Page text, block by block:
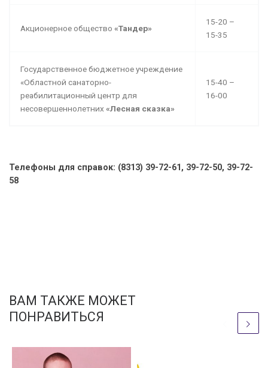
Акционерное общество «Тандер»
15-20 –
15-35
Государственное бюджетное учреждение
«Областной санаторно-
реабилитационный центр для
несовершеннолетних «Лесная сказка»
15-40 –
16-00
Телефоны для справок: (8313) 39-72-61, 39-72-50, 39-72-
58
ВАМ ТАКЖЕ МОЖЕТ
ПОНРАВИТЬСЯ